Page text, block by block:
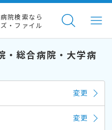
院検索なら
・ファイル
・総合病院・大学病
変更
変更